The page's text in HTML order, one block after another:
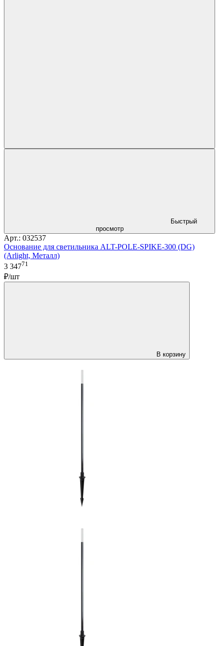
Быстрый
просмотр
Арт.: 032537
Основание для светильника ALT-POLE-SPIKE-300 (DG)
(Arlight, Металл)
3 34771
₽/шт
В корзину